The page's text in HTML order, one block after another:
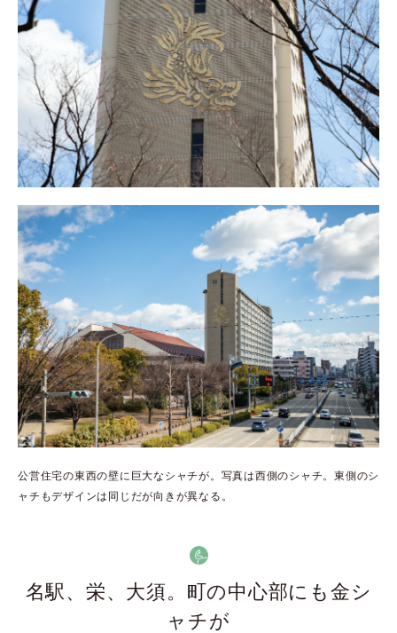
公営住宅の東西の壁に巨大なシャチが。写真は西側のシャチ。東側のシ
ャチもデザインは同じだが向きが異なる。
名駅、栄、大須。町の中心部にも金シ
ャチが